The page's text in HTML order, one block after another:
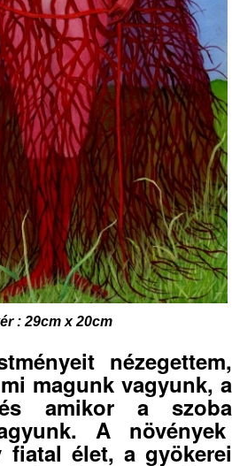
: 29cm x 20cm
nézegettem,
magunk vagyunk, a
amikor a szoba
A növények
élet, a gyökerei